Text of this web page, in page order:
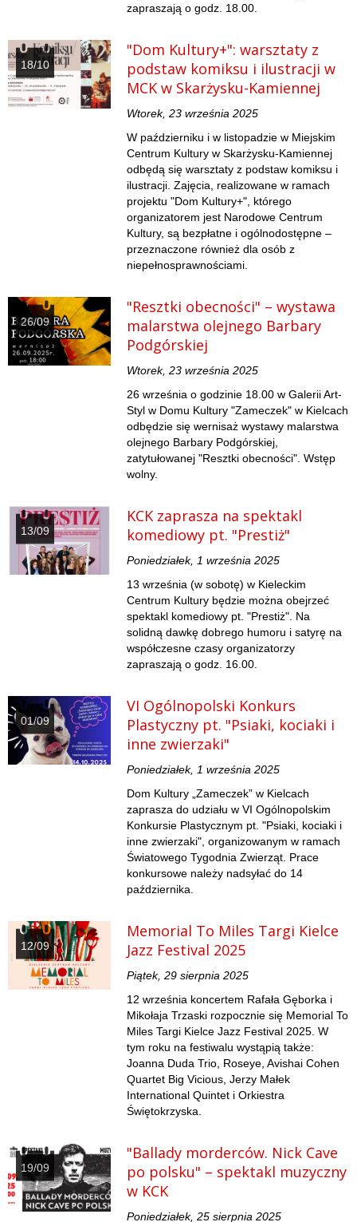
zapraszają o godz. 18.00.
18/10
"Dom Kultury+": warsztaty z
podstaw komiksu i ilustracji w
MCK w Skarżysku-Kamiennej
Wtorek, 23 września 2025
W październiku i w listopadzie w Miejskim
Centrum Kultury w Skarżysku-Kamiennej
odbędą się warsztaty z podstaw komiksu i
ilustracji. Zajęcia, realizowane w ramach
projektu "Dom Kultury+", którego
organizatorem jest Narodowe Centrum
Kultury, są bezpłatne i ogólnodostępne –
przeznaczone również dla osób z
niepełnosprawnościami.
26/09
"Resztki obecności" – wystawa
malarstwa olejnego Barbary
Podgórskiej
Wtorek, 23 września 2025
26 września o godzinie 18.00 w Galerii Art-
Styl w Domu Kultury "Zameczek" w Kielcach
odbędzie się wernisaż wystawy malarstwa
olejnego Barbary Podgórskiej,
zatytułowanej "Resztki obecności". Wstęp
wolny.
13/09
KCK zaprasza na spektakl
komediowy pt. "Prestiż"
Poniedziałek, 1 września 2025
13 września (w sobotę) w Kieleckim
Centrum Kultury będzie można obejrzeć
spektakl komediowy pt. "Prestiż". Na
solidną dawkę dobrego humoru i satyrę na
współczesne czasy organizatorzy
zapraszają o godz. 16.00.
01/09
VI Ogólnopolski Konkurs
Plastyczny pt. "Psiaki, kociaki i
inne zwierzaki"
Poniedziałek, 1 września 2025
Dom Kultury „Zameczek” w Kielcach
zaprasza do udziału w VI Ogólnopolskim
Konkursie Plastycznym pt. "Psiaki, kociaki i
inne zwierzaki", organizowanym w ramach
Światowego Tygodnia Zwierząt. Prace
konkursowe należy nadsyłać do 14
października.
12/09
Memorial To Miles Targi Kielce
Jazz Festival 2025
Piątek, 29 sierpnia 2025
12 września koncertem Rafała Gęborka i
Mikołaja Trzaski rozpocznie się Memorial To
Miles Targi Kielce Jazz Festival 2025. W
tym roku na festiwalu wystąpią także:
Joanna Duda Trio, Roseye, Avishai Cohen
Quartet Big Vicious, Jerzy Małek
International Quintet i Orkiestra
Świętokrzyska.
19/09
"Ballady morderców. Nick Cave
po polsku" – spektakl muzyczny
w KCK
Poniedziałek, 25 sierpnia 2025